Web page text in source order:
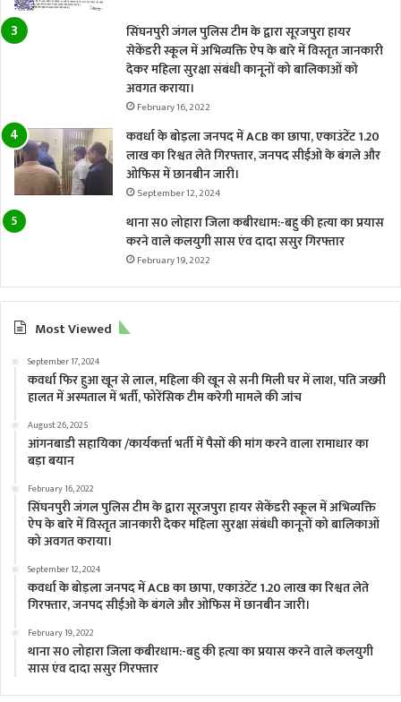
सिंघनपुरी जंगल पुलिस टीम के द्वारा सूरजपुरा हायर
सेकेंडरी स्कूल में अभिव्यक्ति ऐप के बारे में विस्तृत जानकारी
देकर महिला सुरक्षा संबंधी कानूनों को बालिकाओं को
अवगत कराया।
February 16, 2022
कवर्धा के बोड़ला जनपद में ACB का छापा, एकाउंटेंट 1.20
लाख का रिश्वत लेते गिरफ्तार, जनपद सीईओ के बंगले और
ओफिस में छानबीन जारी।
September 12, 2024
थाना स0 लोहारा जिला कबीरधाम:-बहु की हत्या का प्रयास
करने वाले कलयुगी सास एंव दादा ससुर गिरफ्तार
February 19, 2022
Most Viewed
September 17, 2024
कवर्धा फिर हुआ खून से लाल, महिला की खून से सनी मिली घर में लाश, पति जख्मी
हालत में अस्पताल में भर्ती, फोरेंसिक टीम करेगी मामले की जांच
August 26, 2025
आंगनबाडी सहायिका /कार्यकर्त्ता भर्ती में पैसों की मांग करने वाला रामाधार का
बड़ा बयान
February 16, 2022
सिंघनपुरी जंगल पुलिस टीम के द्वारा सूरजपुरा हायर सेकेंडरी स्कूल में अभिव्यक्ति
ऐप के बारे में विस्तृत जानकारी देकर महिला सुरक्षा संबंधी कानूनों को बालिकाओं
को अवगत कराया।
September 12, 2024
कवर्धा के बोड़ला जनपद में ACB का छापा, एकाउंटेंट 1.20 लाख का रिश्वत लेते
गिरफ्तार, जनपद सीईओ के बंगले और ओफिस में छानबीन जारी।
February 19, 2022
थाना स0 लोहारा जिला कबीरधाम:-बहु की हत्या का प्रयास करने वाले कलयुगी
सास एंव दादा ससुर गिरफ्तार